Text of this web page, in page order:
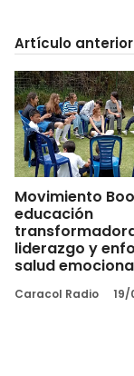
Artículo anterior
Movimiento
educación
liderazgo y
salud
Caracol Radio 19/